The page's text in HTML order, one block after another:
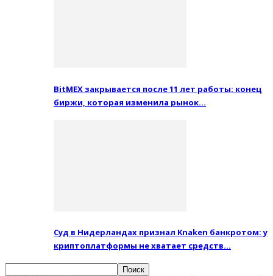
BitMEX закрывается после 11 лет работы: конец
биржи, которая изменила рынок…
Суд в Нидерландах признал Knaken банкротом: у
криптоплатформы не хватает средств…